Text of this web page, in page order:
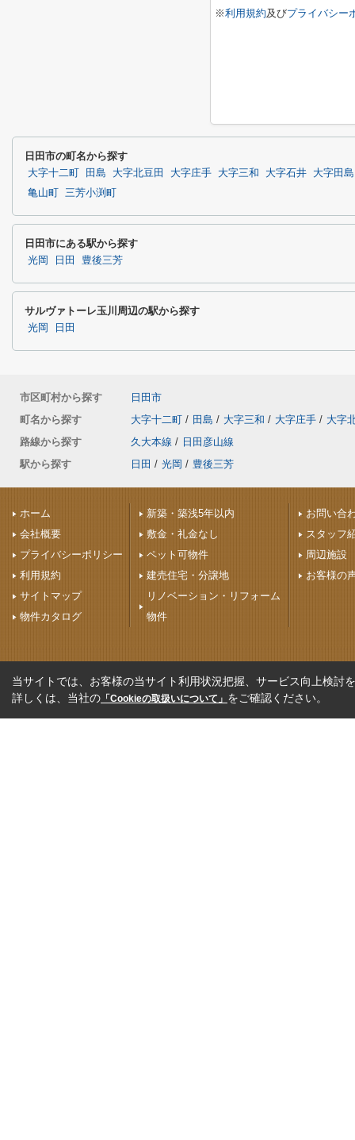
※利用規約及びプライバシー
日田市の町名から探す
大字十二町 田島 大字北豆田 大字庄手 大字三和 大字石井
大字田島
亀山町
三芳小渕町
日田市にある駅から探す
光岡 日田 豊後三芳
サルヴァトーレ玉川周辺の駅から探す
光岡 日田
市区町村から探す
日田市
町名から探す
大字十二町 / 田島 / 大字三和 / 大字庄手 / 大字
路線から探す
久大本線 / 日田彦山線
駅から探す
日田 / 光岡 / 豊後三芳
ホーム
会社概要
プライバシーポリシー
利用規約
サイトマップ
物件カタログ
新築・築浅5年以内
敷金・礼金なし
ペット可物件
建売住宅・分譲地
リノベーション・リフォーム
物件
お問い合
スタッフ
周辺施設
お客様の
当サイトでは、お客様の当サイト利用状況把握、サービス向上検討
詳しくは、当社の 「Cookieの取扱いについて」 をご確認ください。